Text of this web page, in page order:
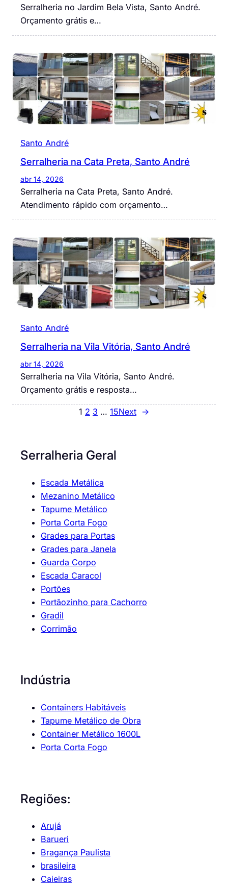
Serralheria no Jardim Bela Vista, Santo André.
Orçamento grátis e…
Santo André
Serralheria na Cata Preta, Santo André
abr 14, 2026
Serralheria na Cata Preta, Santo André.
Atendimento rápido com orçamento…
Santo André
Serralheria na Vila Vitória, Santo André
abr 14, 2026
Serralheria na Vila Vitória, Santo André.
Orçamento grátis e resposta…
1 2 3 … 15Next →
Serralheria Geral
Escada Metálica
Mezanino Metálico
Tapume Metálico
Porta Corta Fogo
Grades para Portas
Grades para Janela
Guarda Corpo
Escada Caracol
Portões
Portãozinho para Cachorro
Gradil
Corrimão
Indústria
Containers Habitáveis
Tapume Metálico de Obra
Container Metálico 1600L
Porta Corta Fogo
Regiões:
Arujá
Barueri
Bragança Paulista
brasileira
Caieiras